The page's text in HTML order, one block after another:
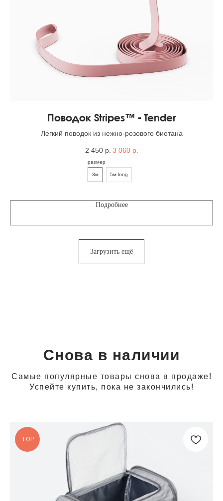
Поводок Stripes™ - Tender
Легкий поводок из нежно-розового биотана
2 450 р. 3 060 р.
размер
3м 5м long
Подробнее
Загрузить ещё
Снова в наличии
Самые популярные товары снова в продаже!
Успейте купить, пока не закончились!
TOP